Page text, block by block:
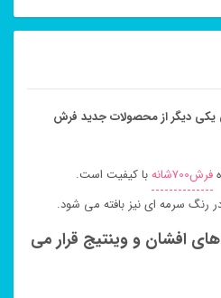
یکی دیگر از محصولات جدید فرش
فرش700شانه
با کیفیت است.
افشان و وینتیج قرار می